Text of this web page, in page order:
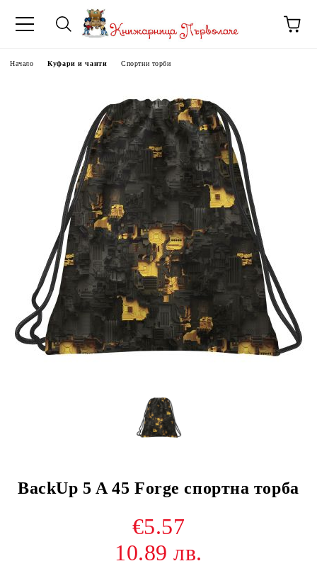
Начало Куфари и чанти Спортни торби
BackUp 5 A 45 Forge спортна торба
€5.57
10.89 лв.